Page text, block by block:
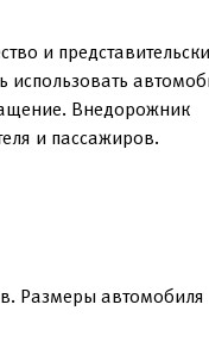
и
Внедорожник
и пассажиров.
Размеры автомобиля